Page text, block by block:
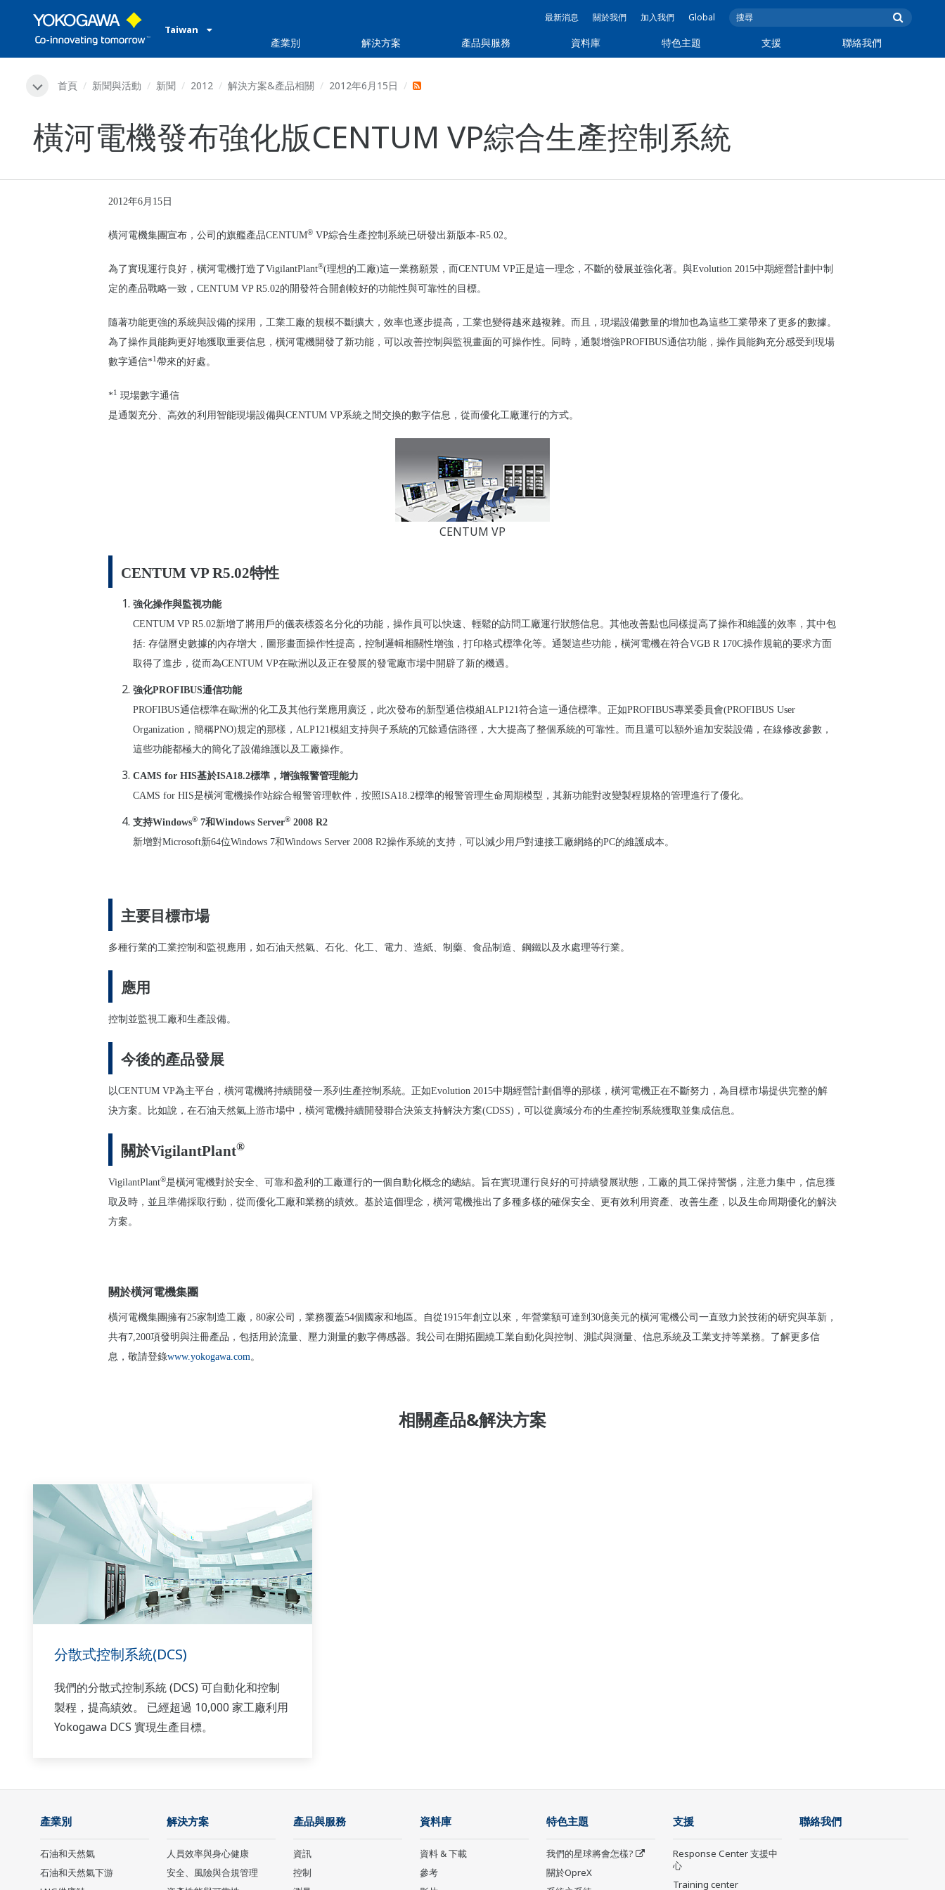
Taiwan
最新消息 關於我們 加入我們 Global
產業別 解決方案 產品與服務 資料庫 特色主題 支援 聯絡我們
首頁 新聞與活動 新聞 2012 解決方案&產品相關 2012年6月15日
橫河電機發布強化版CENTUM VP綜合生產控制系統
2012年6月 15日
橫河電機集團宣布，公司的旗艦產品CENTUM®VP綜合生產控制系統已研發出新版本-R5.02。
為了實現運行良好，橫河電機打造了VigilantPlant®(理想的工廠)這一業務願景，而CENTUM VP正是這一理念，不斷的發展並強化著。與Evolution 2015中期經營計劃中制
定的產品戰略一致， CENTUM VP R5.02的開發符合開創較好的功能性與可靠性的目標。
隨著功能更強的系統與設備的採用，工業工廠的規模不斷擴大，效率也逐步提高，工業也變得越來越複雜。而且，現場設備數量的增加也為這些工業帶來了更多的數據。
為了操作員能夠更好地獲取重要信息，橫河電機開發了新功能，可以改善控制與監視畫面的可操作性。同時，通製增強PROFIBUS通信功能，操作員能夠充分感受到現場
數字通信*1 帶來的好處。
*1
現場數字通信
是通製充分、高效的利用智能現場設備與CENTUM VP系統之間交換的數字信息，從而優化工廠運行的方式。
CENTUM VP
CENTUM VP R5.02特性
強化操作與監視功能
CENTUM VP R5.02新增了將用戶的儀表標簽名分化的功能，操作員可以快速、輕鬆的訪問工廠運行狀態信息。其他改善點也同樣提高了操作和維護的效率，其中包
括: 存儲曆史數據的內存增大，圖形畫面操作性提高，控制邏輯相關性增強，打印格式標準化等。通製這些功能，橫河電機在符合VGB R 170C操作規範的要求方面
取得了進步，從而為CENTUM VP在歐洲以及正在發展的發電廠市場中開辟了新的機遇。
強化PROFIBUS通信功能
PROFIBUS通信標準在歐洲的化工及其他行業應用廣泛，此次發布的新型通信模組 ALP121符合這一通信標準。正如PROFIBUS專業委員會(PROFIBUS User
Organization，簡稱PNO)規定的那樣， ALP121模組支持與子系統的冗餘通信路徑，大大提高了整個系統的可靠性。而且還可以額外追加安裝設備，在線修改參數，
這些功能都極大的簡化了設備維護以及工廠操作。
CAMS for HIS基於ISA18.2標準，增強報警管理能力
CAMS for HIS是橫河電機操作站綜合報警管理軟件，按照ISA18.2標準的報警管理生命周期模型，其新功能對改變製程規格的管理進行了優化。
支持Windows®7和Windows Server®2008 R2
新增對Microsoft新64位Windows 7和Windows Server 2008 R2操作系統的支持，可以減少用戶對連接工廠網絡的PC的維護成本。
主要目標市場
多種行業的工業控制和監視應用，如石油天然氣、石化、化工、電力、造紙、制藥、食品制造、鋼鐵以及水處理等行業。
應用
控制並監視工廠和生產設備。
今後的產品發展
以CENTUM VP為主平台，橫河電機將持續開發一系列生產控制系統。正如Evolution 2015中期經營計劃倡導的那樣，橫河電機正在不斷努力，為目標市場提供完整的解
決方案。比如說，在石油天然氣上游市場中，橫河電機持續開發聯合決策支持解決方案(CDSS) ，可以從廣域分布的生產控制系統獲取並集成信息。
關於VigilantPlant®
VigilantPlant®是橫河電機對於安全、可靠和盈利的工廠運行的一個自動化概念的總結。旨在實現運行良好的可持續發展狀態，工廠的員工保持警惕，注意力集中，信息獲
取及時，並且準備採取行動，從而優化工廠和業務的績效。基於這個理念，橫河電機推出了多種多樣的確保安全、更有效利用資產、改善生產，以及生命周期優化的解決
方案。
關於橫河電機集團
橫河電機集團擁有25家制造工廠， 80家公司，業務覆蓋54個國家和地區。自從1915年創立以來，年營業額可達到 30億美元的橫河電機公司一直致力於技術的研究與革新，
共有7,200項發明與注冊產品，包括用於流量、壓力測量的數字傳感器。我公司在開拓圍繞工業自動化與控制、測試與測量、信息系統及工業支持等業務。了解更多信
息，敬請登錄www.yokogawa.com。
相關產品&解決方案
分散式控制系統(DCS)
我們的分散式控制系統 (DCS) 可自動化和控制
製程，提高績效。 已經超過 10,000 家工廠利用
Yokogawa DCS 實現生產目標。
產業別
石油和天然氣
石油和天然氣下游
解決方案
人員效率與身心健康
安全、風險與合規管理
產品與服務
資訊
控制
資料庫
資料 & 下載
參考
特色主題
我們的星球將會怎樣?
關於OpreX
支援
Response Center 支援中
心
Training center
聯絡我們